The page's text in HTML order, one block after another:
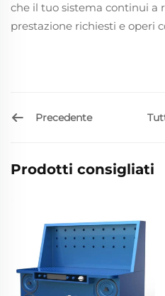
che il tuo sistema continui a
prestazione richiesti e operi
Precedente
Prodotti consigliati